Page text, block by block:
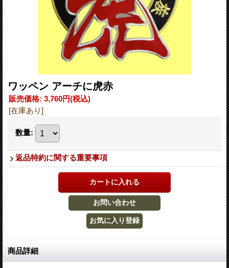
ワッペン アーチに虎赤
販売価格: 3,760円(税込)
[在庫あり]
数量:
返品特約に関する重要事項
商品詳細